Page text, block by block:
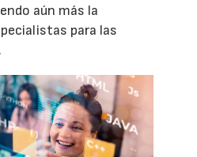
aún más la
para las